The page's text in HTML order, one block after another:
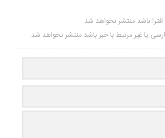
باشد منتشر نخواهد شد.
یا غیر مرتبط با خبر باشد منتشر نخواهد شد.